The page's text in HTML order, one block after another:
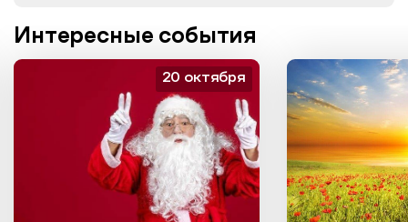
Интересные события
20 октября